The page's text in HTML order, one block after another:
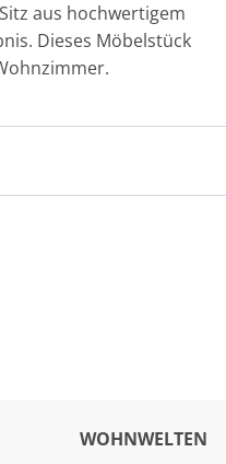
aus hochwertigem
Dieses Möbelstück
WOHNWELTEN